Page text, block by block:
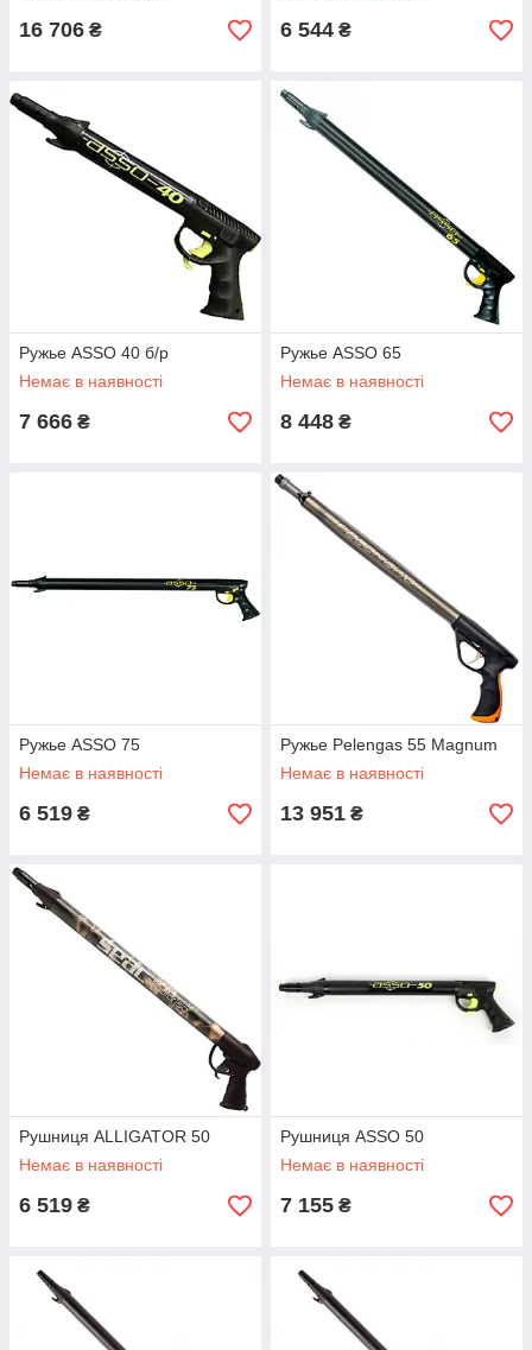
16 706 ₴ 6 544 ₴
Ружье ASSO 40 б/р
Немає в наявності
7 666 ₴
Ружье ASSO 65
Немає в наявності
8 448 ₴
Ружье ASSO 75
Немає в наявності
6 519 ₴
Ружье Pelengas 55 Magnum
Немає в наявності
13 951 ₴
Рушниця ALLIGATOR 50
Немає в наявності
6 519 ₴
Рушниця ASSO 50
Немає в наявності
7 155 ₴